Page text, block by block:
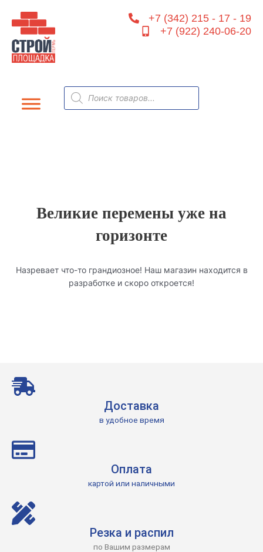
содержимому
+7 (342) 215 - 17 - 19
+7 (922) 240-06-20
Поиск
товаров
Великие перемены уже на
горизонте
Назревает что-то грандиозное! Наш магазин находится в
разработке и скоро откроется!
Доставка
в удобное время
Оплата
картой или наличными
Резка и распил
по Вашим размерам